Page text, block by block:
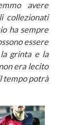
avere
collezionati
ha sempre
essere
grinta e la
era lecito
tempo potrà